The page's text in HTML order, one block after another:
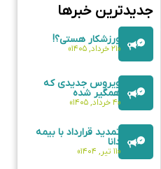
جدیدترین خبرها
ورزشکار هستی؟!
«۲۱ خرداد, ۱۴۰۵»
ویروس جدیدی که
همگیر شده
«۴ خرداد, ۱۴۰۵»
تمدید قرارداد با بیمه
دانا
«۱۱ تیر, ۱۴۰۴»